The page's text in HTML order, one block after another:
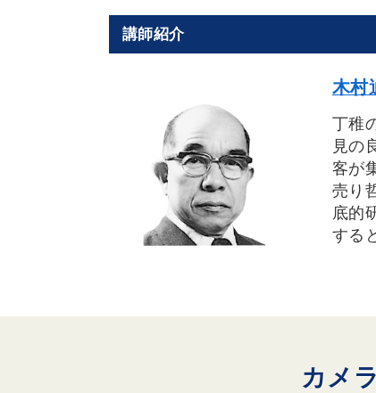
講師紹介
木村
丁稚
見の
客が
売り
底的
する
カメ